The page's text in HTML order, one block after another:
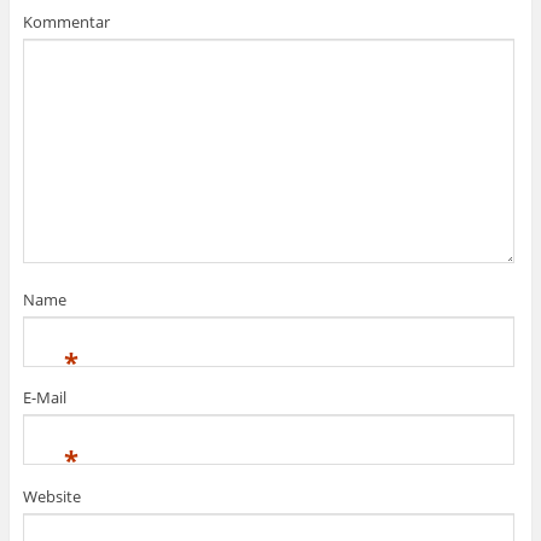
Kommentar
Name
*
E-Mail
*
Website